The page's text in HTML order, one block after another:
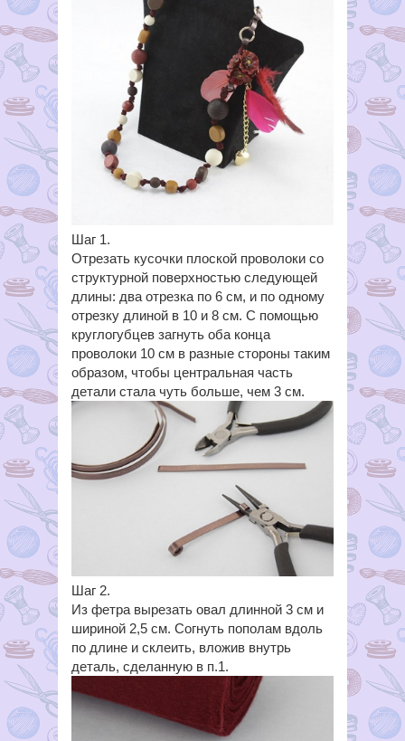
Шаг 1.
Отрезать кусочки плоской проволоки со
структурной поверхностью следующей
длины: два отрезка по 6 см, и по одному
отрезку длиной в 10 и 8 см. С помощью
круглогубцев загнуть оба конца
проволоки 10 см в разные стороны таким
образом, чтобы центральная часть
детали стала чуть больше, чем 3 см.
Шаг 2.
Из фетра вырезать овал длинной 3 см и
шириной 2,5 см. Согнуть пополам вдоль
по длине и склеить, вложив внутрь
деталь, сделанную в п.1.